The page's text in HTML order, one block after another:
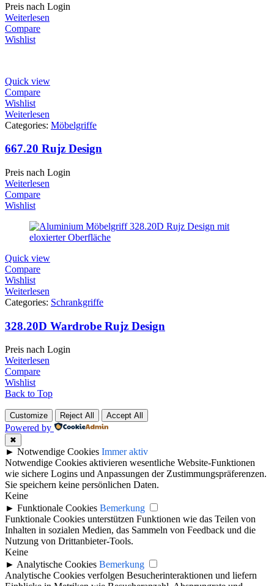
Preis nach Login
Weiterlesen
Compare
Wishlist
Quick view
Compare
Wishlist
Weiterlesen
Categories: Möbelgriffe
667.20 Rujz Design
Preis nach Login
Weiterlesen
Compare
Wishlist
Quick view
Compare
Wishlist
Weiterlesen
Categories: Schrankgriffe
328.20D Wardrobe Rujz Design
Preis nach Login
Weiterlesen
Compare
Wishlist
Back to Top
Customize Reject All Accept All
Powered by
✖
► Notwendige Cookies Immer aktiv
Notwendige Cookies aktivieren wesentliche Website-Funktionen
wie sichere Logins und Anpassungen der Zustimmungspräferenzen.
Sie speichern keine persönlichen Daten.
Keine
► Funktionale Cookies Bemerkung
Funktionale Cookies unterstützen Funktionen wie das Teilen von
Inhalten in sozialen Medien, das Sammeln von Feedback und die
Nutzung von Drittanbieter-Tools.
Keine
► Analytische Cookies Bemerkung
Analytische Cookies verfolgen Besucherinteraktionen und liefern